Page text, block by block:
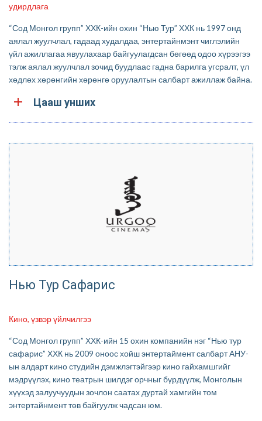
удирдлага
“Сод Монгол групп” ХХК-ийн охин “Нью Тур” ХХК нь 1997 онд
аялал жуулчлал, гадаад худалдаа, энтертайнмэнт чиглэлийн
үйл ажиллагаа явуулахаар байгуулагдсан бөгөөд одоо хүрээгээ
тэлж аялал жуулчлал зочид буудлаас гадна барилга угсралт, үл
хөдлөх хөрөнгийн хөрөнгө оруулалтын салбарт ажиллаж байна.
Цааш унших
Нью Тур Сафарис
Кино, үзвэр үйлчилгээ
“Сод Монгол групп” ХХК-ийн 15 охин компанийн нэг “Нью тур
сафарис” ХХК нь 2009 оноос хойш энтертаймент салбарт АНУ-
ын алдарт кино студийн дэмжлэгтэйгээр кино гайхамшгийг
мэдрүүлэх, кино театрын шилдэг орчныг бүрдүүлж, Монголын
хүүхэд залуучуудын зочлон саатах дуртай хамгийн том
энтертайнмент төв байгуулж чадсан юм.